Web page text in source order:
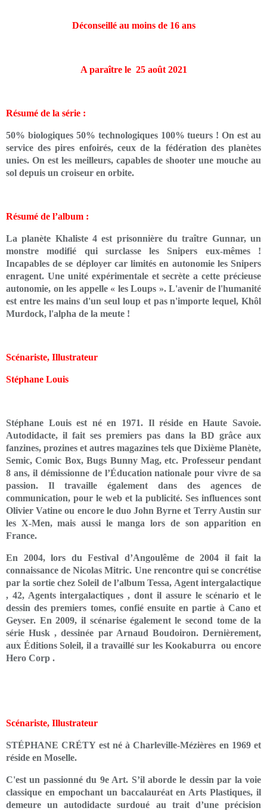
Déconseillé au moins de 16 ans
A paraître le 25 août 2021
Résumé de la série :
50% biologiques 50% technologiques 100% tueurs ! On est au
service des pires enfoirés, ceux de la fédération des planètes
unies. On est les meilleurs, capables de shooter une mouche au
sol depuis un croiseur en orbite.
Résumé de l’album :
La planète Khaliste 4 est prisonnière du traître Gunnar, un
monstre modifié qui surclasse les Snipers eux-mêmes !
Incapables de se déployer car limités en autonomie les Snipers
enragent. Une unité expérimentale et secrète a cette précieuse
autonomie, on les appelle « les Loups ». L'avenir de l'humanité
est entre les mains d'un seul loup et pas n'importe lequel, Khôl
Murdock, l'alpha de la meute !
Scénariste, Illustrateur
Stéphane Louis
Stéphane Louis est né en 1971. Il réside en Haute Savoie.
Autodidacte, il fait ses premiers pas dans la BD grâce aux
fanzines, prozines et autres magazines tels que Dixième Planète,
Semic, Comic Box, Bugs Bunny Mag, etc. Professeur pendant
8 ans, il démissionne de l’Éducation nationale pour vivre de sa
passion. Il travaille également dans des agences de
communication, pour le web et la publicité. Ses influences sont
Olivier Vatine ou encore le duo John Byrne et Terry Austin sur
les X-Men, mais aussi le manga lors de son apparition en
France.
En 2004, lors du Festival d’Angoulême de 2004 il fait la
connaissance de Nicolas Mitric. Une rencontre qui se concrétise
par la sortie chez Soleil de l’album Tessa, Agent intergalactique
, 42, Agents intergalactiques , dont il assure le scénario et le
dessin des premiers tomes, confié ensuite en partie à Cano et
Geyser. En 2009, il scénarise également le second tome de la
série Husk , dessinée par Arnaud Boudoiron. Dernièrement,
aux Éditions Soleil, il a travaillé sur les Kookaburra ou encore
Hero Corp .
Scénariste, Illustrateur
STÉPHANE CRÉTY est né à Charleville-Mézières en 1969 et
réside en Moselle.
C'est un passionné du 9e Art. S’il aborde le dessin par la voie
classique en empochant un baccalauréat en Arts Plastiques, il
demeure un autodidacte surdoué au trait d’une précision